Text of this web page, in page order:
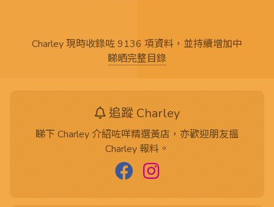
Charley 現時收錄咗 9136 項資料，並持續增加中
睇晒完整目錄
追蹤 Charley
睇下 Charley 介紹咗咩精選黃店，亦歡迎朋友搵
Charley 報料。